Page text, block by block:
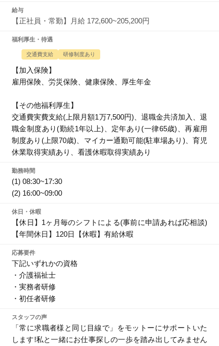
給与
【正社員・常勤】月給 172,600~205,200円
福利厚生・待遇
交通費支給 研修制度あり
【加入保険】
雇用保険、労災保険、健康保険、厚生年金
【その他福利厚生】
交通費実費支給(上限月額1万7,500円)、退職金共済加入、退
職金制度あり(勤続1年以上)、定年あり(一律65歳)、再雇用
制度あり(上限70歳)、マイカー通勤可能(駐車場あり)、育児
休業取得実績あり、看護休暇取得実績あり
勤務時間
(1) 08:30~17:30
(2) 16:00~09:00
休日・休暇
【休日】1ヶ月毎のシフトによる(事前に申請あれば応相談)
【年間休日】120日【休暇】有給休暇
応募要件
下記いずれかの資格
・介護福祉士
・実務者研修
・初任者研修
スタッフの声
「常に求職者様と同じ目線で」をモットーにサポートいた
します!私と一緒にお仕事探しの一歩を踏み出してみません